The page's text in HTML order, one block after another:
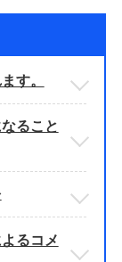
す。
ること
るコメ